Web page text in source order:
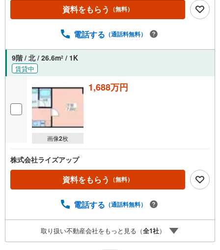
資料をもらう （無料）
電話する （通話料無料）
9階 / 北 / 26.6m2 / 1K
賃貸中
画像2枚
1,688万円
株式会社ライズアップ
資料をもらう （無料）
電話する （通話料無料）
取り扱い不動産会社をもっと見る（全1社）